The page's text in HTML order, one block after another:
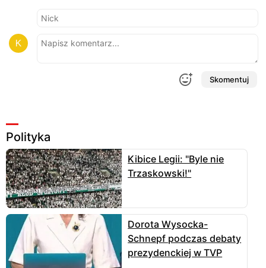
Skomentuj
Polityka
Kibice Legii: "Byle nie
Trzaskowski!"
Dorota Wysocka-
Schnepf podczas debaty
prezydenckiej w TVP